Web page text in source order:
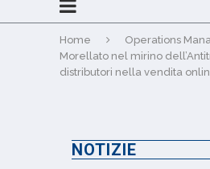
Home
Operations
Morellato nel mirino
distributori nella vendita
NOTIZIE